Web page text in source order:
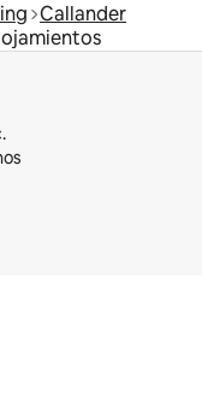
Callander